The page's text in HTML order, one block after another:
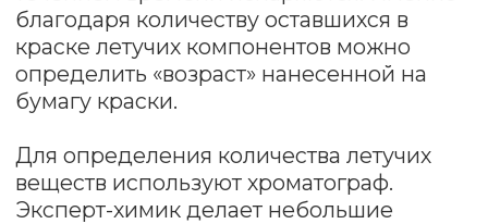
Насколько точно эксперты
могут установить срок